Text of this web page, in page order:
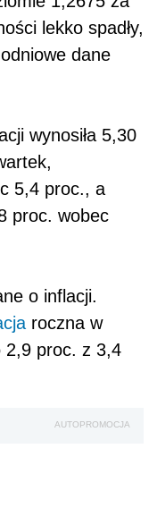
lekko spadły,
dane
wynosiła 5,30
5,4 proc., a
proc. wobec
o inflacji.
roczna w
2,9 proc. z 3,4
AUTOPROMOCJA